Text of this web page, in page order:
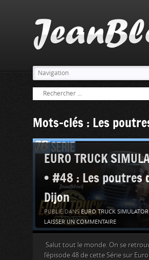
Mots-clés : Les
EURO TRUCK
• #48 : Les poutres
Dijon
PUBLIÉ DANS EURO TRUCK
LAISSER UN COMMENTAIRE
Salut tout le monde. On se
l’épisode 48 de cette Série sur